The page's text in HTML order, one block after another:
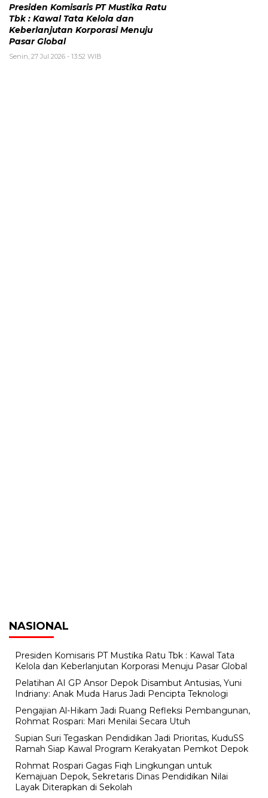
Presiden Komisaris PT Mustika Ratu
Tbk : Kawal Tata Kelola dan
Keberlanjutan Korporasi Menuju
Pasar Global
Senin, 27 Jul 2026 - 13:52 WIB
NASIONAL
Presiden Komisaris PT Mustika Ratu Tbk : Kawal Tata
Kelola dan Keberlanjutan Korporasi Menuju Pasar Global
Pelatihan AI GP Ansor Depok Disambut Antusias, Yuni
Indriany: Anak Muda Harus Jadi Pencipta Teknologi
Pengajian Al-Hikam Jadi Ruang Refleksi Pembangunan,
Rohmat Rospari: Mari Menilai Secara Utuh
Supian Suri Tegaskan Pendidikan Jadi Prioritas, KuduSS
Ramah Siap Kawal Program Kerakyatan Pemkot Depok
Rohmat Rospari Gagas Fiqh Lingkungan untuk
Kemajuan Depok, Sekretaris Dinas Pendidikan Nilai
Layak Diterapkan di Sekolah